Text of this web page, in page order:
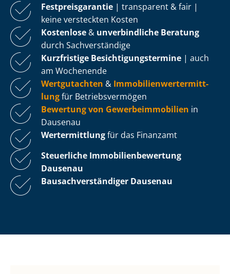
Fest­preis­ga­ran­tie | transparent & fair |
keine versteckten Kosten
Kostenlose & unverbindliche Beratung
durch Sachverständige
Kurzfristige Be­sich­ti­gungs­ter­mi­ne | auch
am Wochenende
Wertgutachten & Im­mo­bi­li­en­wert­ermitt­
lungfür Be­triebs­ver­mö­gen
Bewertung von Ge­wer­be­im­mo­bi­li­en in
Dausenau
Wertermittlungfür das Finanzamt
Steuerliche Im­mo­bi­li­en­be­wer­tung
Dausenau
Bau­sach­ver­stän­di­ger Dausenau